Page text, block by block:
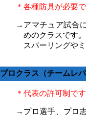
＊各種防具が必要
→アマチュア試合
めのクラスです。
スパーリングや
プロクラス（チームレパ
＊代表の許可制です
→プロ選手、プロ